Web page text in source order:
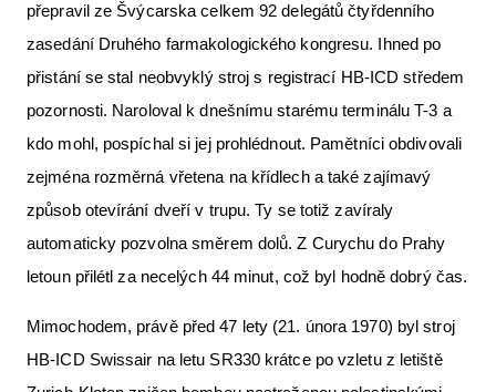
přepravil ze Švýcarska celkem 92 delegátů čtyřdenního
zasedání Druhého farmakologického kongresu. Ihned po
přistání se stal neobvyklý stroj s registrací HB-ICD středem
pozornosti. Naroloval k dnešnímu starému terminálu T-3 a
kdo mohl, pospíchal si jej prohlédnout. Pamětníci obdivovali
zejména rozměrná vřetena na křídlech a také zajímavý
způsob otevírání dveří v trupu. Ty se totiž zavíraly
automaticky pozvolna směrem dolů. Z Curychu do Prahy
letoun přilétl za necelých 44 minut, což byl hodně dobrý čas.
Mimochodem, právě před 47 lety (21. února 1970) byl stroj
HB-ICD Swissair na letu SR330 krátce po vzletu z letiště